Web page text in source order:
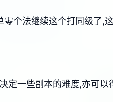
个法继续这个打同级了,
一些副本的难度,亦可